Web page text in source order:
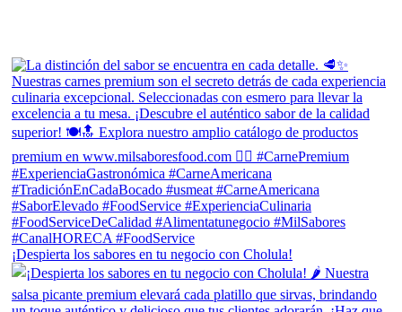
¡Despierta los sabores en tu negocio con Cholula!